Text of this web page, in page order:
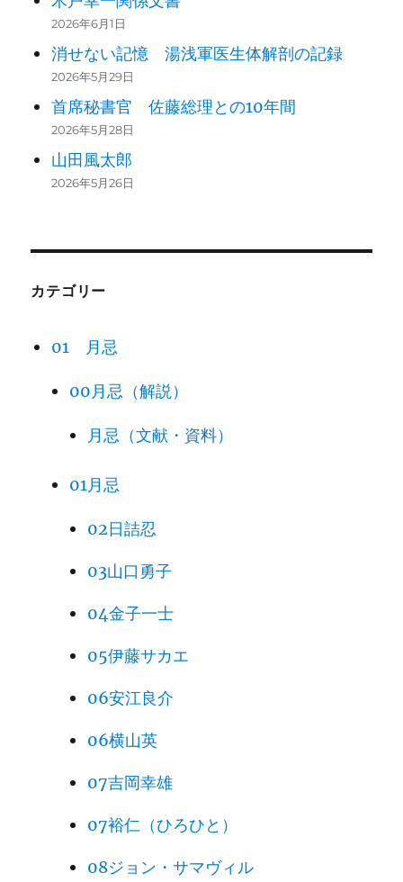
2026年6月1日
消せない記憶 湯浅軍医生体解剖の記録
2026年5月29日
首席秘書官 佐藤総理との10年間
2026年5月28日
山田風太郎
2026年5月26日
カテゴリー
01 月忌
00月忌（解説）
月忌（文献・資料）
01月忌
02日詰忍
03山口勇子
04金子一士
05伊藤サカエ
06安江良介
06横山英
07吉岡幸雄
07裕仁（ひろひと）
08ジョン・サマヴィル